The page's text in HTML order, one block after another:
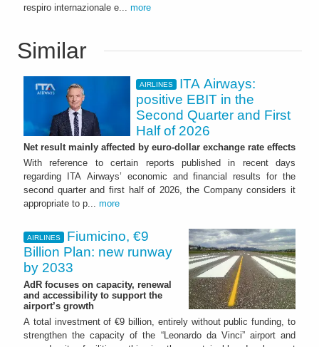
respiro internazionale e... more
Similar
AIRLINES
ITA Airways:
positive EBIT in the
Second Quarter and First
Half of 2026
Net result mainly affected by euro-dollar exchange rate effects
With reference to certain reports published in recent days
regarding ITA Airways’ economic and financial results for the
second quarter and first half of 2026, the Company considers it
appropriate to p... more
AIRLINES
Fiumicino, €9
Billion Plan: new runway
by 2033
AdR focuses on capacity, renewal
and accessibility to support the
airport’s growth
A total investment of €9 billion, entirely without public funding, to
strengthen the capacity of the “Leonardo da Vinci” airport and